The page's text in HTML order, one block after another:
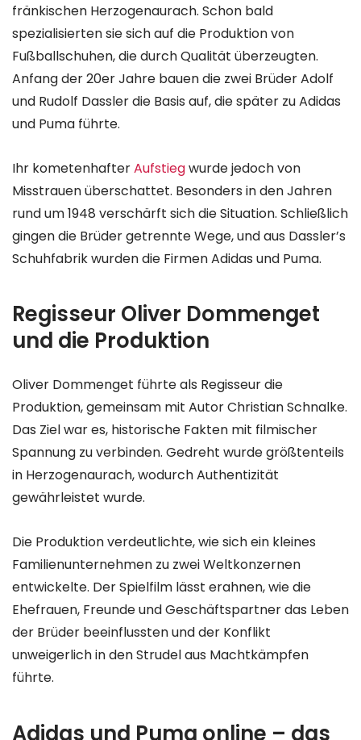
fränkischen Herzogenaurach. Schon bald
spezialisierten sie sich auf die Produktion von
Fußballschuhen, die durch Qualität überzeugten.
Anfang der 20er Jahre bauen die zwei Brüder Adolf
und Rudolf Dassler die Basis auf, die später zu Adidas
und Puma führte.
Ihr kometenhafterAufstiegwurde jedoch von
Misstrauen überschattet. Besonders in den Jahren
rund um 1948 verschärft sich die Situation. Schließlich
gingen die Brüder getrennte Wege, und aus Dassler’s
Schuhfabrik wurden die Firmen Adidas und Puma.
Regisseur Oliver Dommenget
und die Produktion
Oliver Dommenget führte als Regisseur die
Produktion, gemeinsam mit Autor Christian Schnalke.
Das Ziel war es, historische Fakten mit filmischer
Spannung zu verbinden. Gedreht wurde größtenteils
in Herzogenaurach, wodurch Authentizität
gewährleistet wurde.
Die Produktion verdeutlichte, wie sich ein kleines
Familienunternehmen zu zwei Weltkonzernen
entwickelte. Der Spielfilm lässt erahnen, wie die
Ehefrauen, Freunde und Geschäftspartner das Leben
der Brüder beeinflussten und der Konflikt
unweigerlich in den Strudel aus Machtkämpfen
führte.
Adidas und Puma online – das